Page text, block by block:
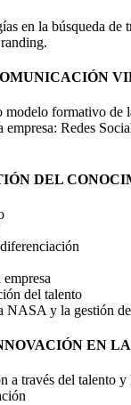
en la búsqueda de
formativo de
Redes
DEL
del talento
NASA y la gestión
EN
a través del talento